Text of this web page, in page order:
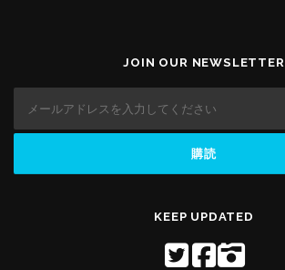
JOIN OUR NEWSLETTER
KEEP UPDATED